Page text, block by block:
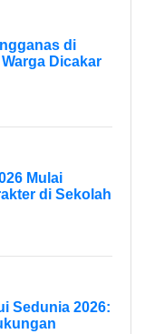
di
Dicakar
Mulai
di Sekolah
Sedunia 2026: